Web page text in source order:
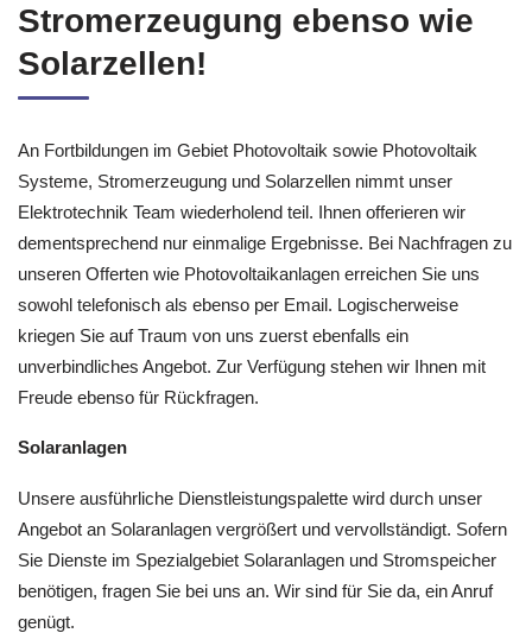
Stromerzeugung ebenso wie
Solarzellen!
An Fortbildungen im Gebiet Photovoltaik sowie Photovoltaik
Systeme, Stromerzeugung und Solarzellen nimmt unser
Elektrotechnik Team wiederholend teil. Ihnen offerieren wir
dementsprechend nur einmalige Ergebnisse. Bei Nachfragen zu
unseren Offerten wie Photovoltaikanlagen erreichen Sie uns
sowohl telefonisch als ebenso per Email. Logischerweise
kriegen Sie auf Traum von uns zuerst ebenfalls ein
unverbindliches Angebot. Zur Verfügung stehen wir Ihnen mit
Freude ebenso für Rückfragen.
Solaranlagen
Unsere ausführliche Dienstleistungspalette wird durch unser
Angebot an Solaranlagen vergrößert und vervollständigt. Sofern
Sie Dienste im Spezialgebiet Solaranlagen und Stromspeicher
benötigen, fragen Sie bei uns an. Wir sind für Sie da, ein Anruf
genügt.